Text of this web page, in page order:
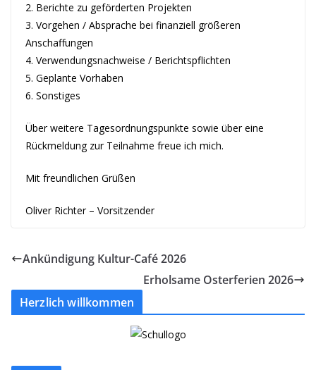
2. Berichte zu geförderten Projekten
3. Vorgehen / Absprache bei finanziell größeren
Anschaffungen
4. Verwendungsnachweise / Berichtspflichten
5. Geplante Vorhaben
6. Sonstiges
Über weitere Tagesordnungspunkte sowie über eine
Rückmeldung zur Teilnahme freue ich mich.
Mit freundlichen Grüßen
Oliver Richter – Vorsitzender
Ankündigung Kultur-Café 2026
Erholsame Osterferien 2026
Herzlich willkommen